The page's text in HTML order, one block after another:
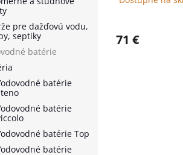
pre dažďovú vodu,
septiky
batérie
batérie
batérie
batérie Top
batérie
71 €